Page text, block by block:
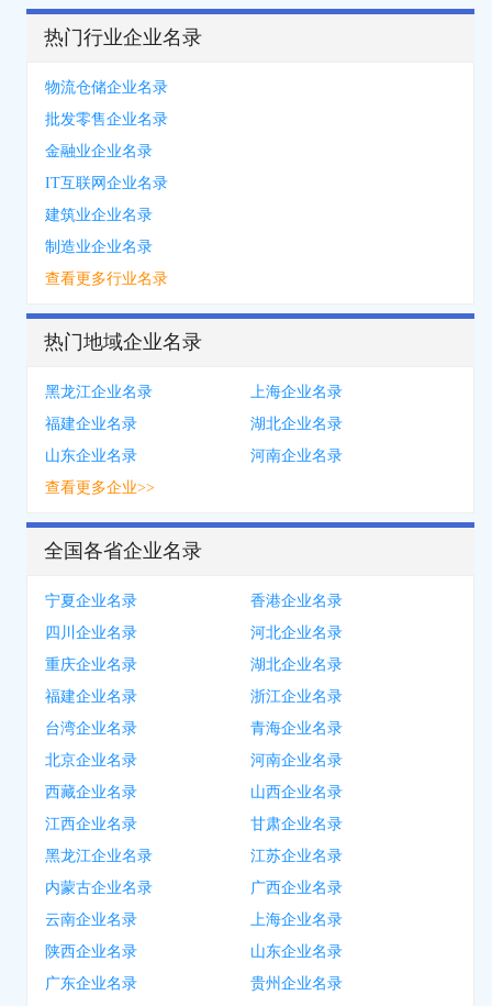
热门行业企业名录
物流仓储企业名录
批发零售企业名录
金融业企业名录
IT互联网企业名录
建筑业企业名录
制造业企业名录
查看更多行业名录
热门地域企业名录
黑龙江企业名录
上海企业名录
福建企业名录
湖北企业名录
山东企业名录
河南企业名录
查看更多企业>>
全国各省企业名录
宁夏企业名录
香港企业名录
四川企业名录
河北企业名录
重庆企业名录
湖北企业名录
福建企业名录
浙江企业名录
台湾企业名录
青海企业名录
北京企业名录
河南企业名录
西藏企业名录
山西企业名录
江西企业名录
甘肃企业名录
黑龙江企业名录
江苏企业名录
内蒙古企业名录
广西企业名录
云南企业名录
上海企业名录
陕西企业名录
山东企业名录
广东企业名录
贵州企业名录